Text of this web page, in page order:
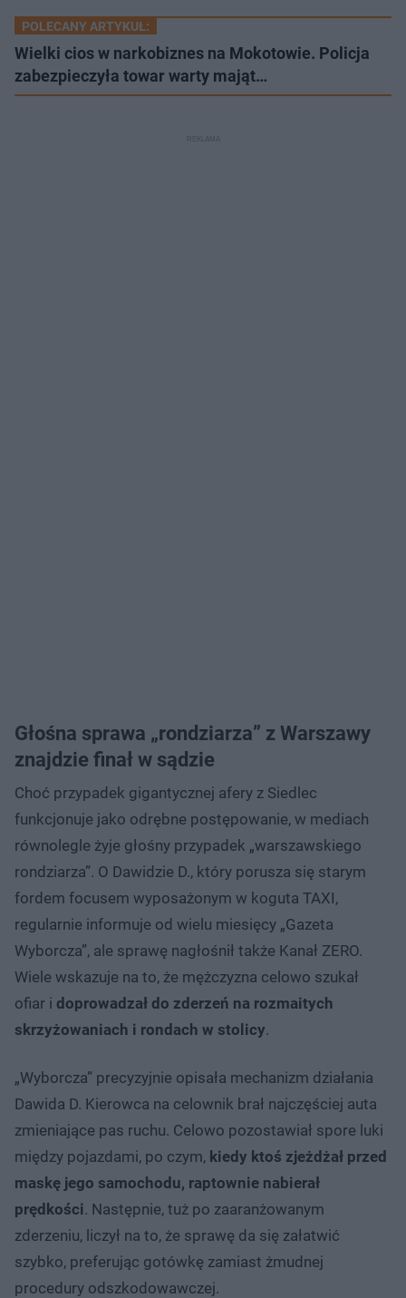
POLECANY ARTYKUŁ:
Wielki cios w narkobiznes na Mokotowie. Policja
zabezpieczyła towar warty mająt…
Głośna sprawa „rondziarza” z Warszawy
znajdzie finał w sądzie
Choć przypadek gigantycznej afery z Siedlec
funkcjonuje jako odrębne postępowanie, w mediach
równolegle żyje głośny przypadek „warszawskiego
rondziarza”. O Dawidzie D., który porusza się starym
fordem focusem wyposażonym w koguta TAXI,
regularnie informuje od wielu miesięcy „Gazeta
Wyborcza”, ale sprawę nagłośnił także Kanał ZERO.
Wiele wskazuje na to, że mężczyzna celowo szukał
ofiar i doprowadzał do zderzeń na rozmaitych
skrzyżowaniach i rondach w stolicy.
„Wyborcza” precyzyjnie opisała mechanizm działania
Dawida D. Kierowca na celownik brał najczęściej auta
zmieniające pas ruchu. Celowo pozostawiał spore luki
między pojazdami, po czym, kiedy ktoś zjeżdżał przed
maskę jego samochodu, raptownie nabierał
prędkości. Następnie, tuż po zaaranżowanym
zderzeniu, liczył na to, że sprawę da się załatwić
szybko, preferując gotówkę zamiast żmudnej
procedury odszkodowawczej.